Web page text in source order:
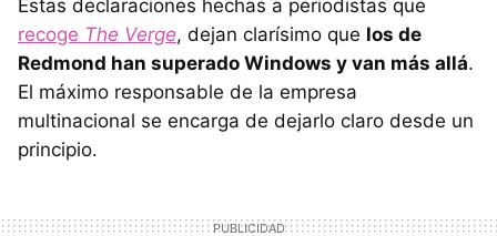
Estas declaraciones hechas a periodistas que
recoge The Verge, dejan clarísimo que los de
Redmond han superado Windows y van más allá.
El máximo responsable de la empresa
multinacional se encarga de dejarlo claro desde un
principio.